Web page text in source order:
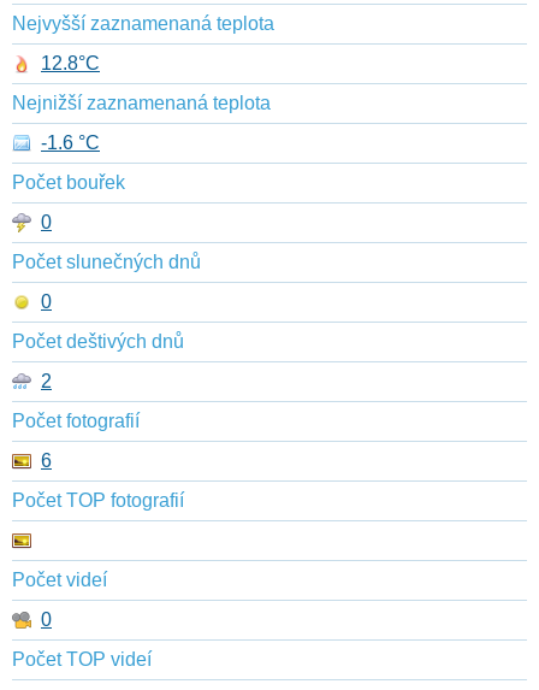
Nejvyšší zaznamenaná teplota
12.8°C
Nejnižší zaznamenaná teplota
-1.6 °C
Počet bouřek
0
Počet slunečných dnů
0
Počet deštivých dnů
2
Počet fotografií
6
Počet TOP fotografií
Počet videí
0
Počet TOP videí